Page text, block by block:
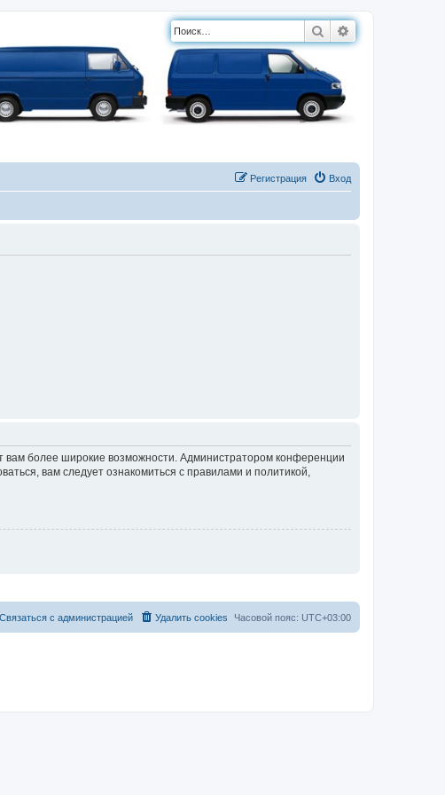
Поиск
Вход
Регистрация
вам более широкие возможности. Администратором конференции
вам следует ознакомиться с правилами и политикой,
Часовой пояс: UTC+03:00
Удалить cookies
Связаться с администрацией